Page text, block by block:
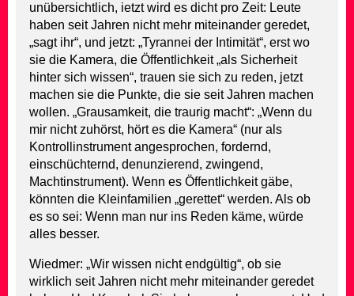
unübersichtlich, ietzt wird es dicht pro Zeit: Leute
haben seit Jahren nicht mehr miteinander geredet,
„sagt ihr“, und jetzt: „Tyrannei der Intimität“, erst wo
sie die Kamera, die Öffentlichkeit „als Sicherheit
hinter sich wissen“, trauen sie sich zu reden, jetzt
machen sie die Punkte, die sie seit Jahren machen
wollen. „Grausamkeit, die traurig macht“: „Wenn du
mir nicht zuhörst, hört es die Kamera“ (nur als
Kontrollinstrument angesprochen, fordernd,
einschüchternd, denunzierend, zwingend,
Machtinstrument). Wenn es Öffentlichkeit gäbe,
könnten die Kleinfamilien „gerettet“ werden. Als ob
es so sei: Wenn man nur ins Reden käme, würde
alles besser.
Wiedmer: „Wir wissen nicht endgültig“, ob sie
wirklich seit Jahren nicht mehr miteinander geredet